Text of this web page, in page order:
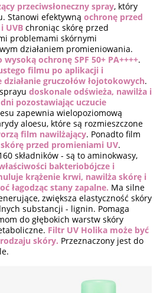
przeciwsłoneczny spray, który
Stanowi efektywną ochronę przed
UVB chroniąc skórę przed
problemami skórnymi
działaniem promieniowania.
ochronę SPF 50+ PA++++.
filmu po aplikacji i
gruczołów łojotokowych.
doskonale odświeża, nawilża i
pozostawiając uczucie
zapewnia wielopoziomową
aloesu, które są rozmieszczone
film nawilżający. Ponadto film
przed promieniami UV.
składników - są to aminokwasy,
bakteriobójcze i
krążenie krwi, nawilża skórę i
łagodząc stany zapalne. Ma silne
zwiększa elastyczność skóry
substancji - lignin. Pomaga
do głębokich warstw skóry
Filtr UV Holika może być
skóry. Przeznaczony jest do